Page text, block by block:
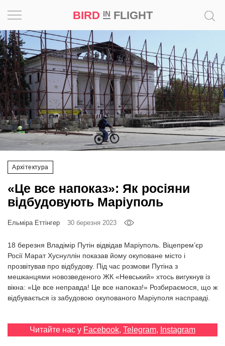
BIRD INFLIGHT
Архітектура
«Це все напоказ»: Як росіяни
відбудовують Маріуполь
Ельміра Еттінгер 30 березня 2023
18 березня Владімір Путін відвідав Маріуполь. Віцепрем’єр
Росії Марат Хуснуллін показав йому окуповане місто і
прозвітував про відбудову. Під час розмови Путіна з
мешканцями новозведеного ЖК «Невський» хтось вигукнув із
вікна: «Це все неправда! Це все напоказ!» Розбираємося, що ж
відбувається із забудовою окупованого Маріуполя насправді.
Читайте нас у Facebook, Telegram, Instagram